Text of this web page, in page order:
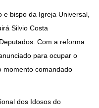
bispo da Igreja Universal,
Silvio Costa
Com a reforma
para ocupar o
momento comandado
dos Idosos do